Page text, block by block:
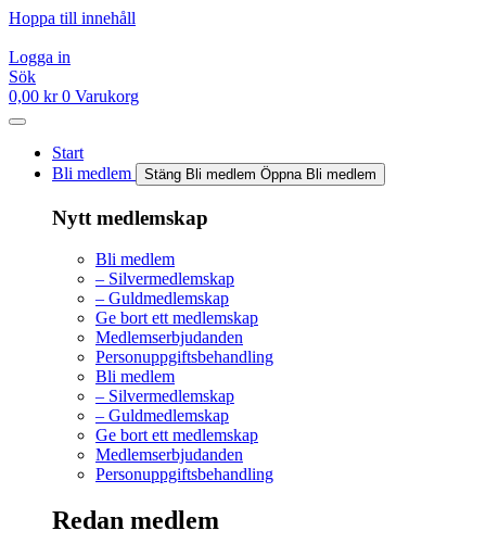
Hoppa till innehåll
Logga in
Sök
0,00 kr 0 Varukorg
Start
Bli medlem
Stäng Bli medlem Öppna Bli medlem
Nytt medlemskap
Bli medlem
– Silvermedlemskap
– Guldmedlemskap
Ge bort ett medlemskap
Medlemserbjudanden
Personuppgiftsbehandling
Bli medlem
– Silvermedlemskap
– Guldmedlemskap
Ge bort ett medlemskap
Medlemserbjudanden
Personuppgiftsbehandling
Redan medlem